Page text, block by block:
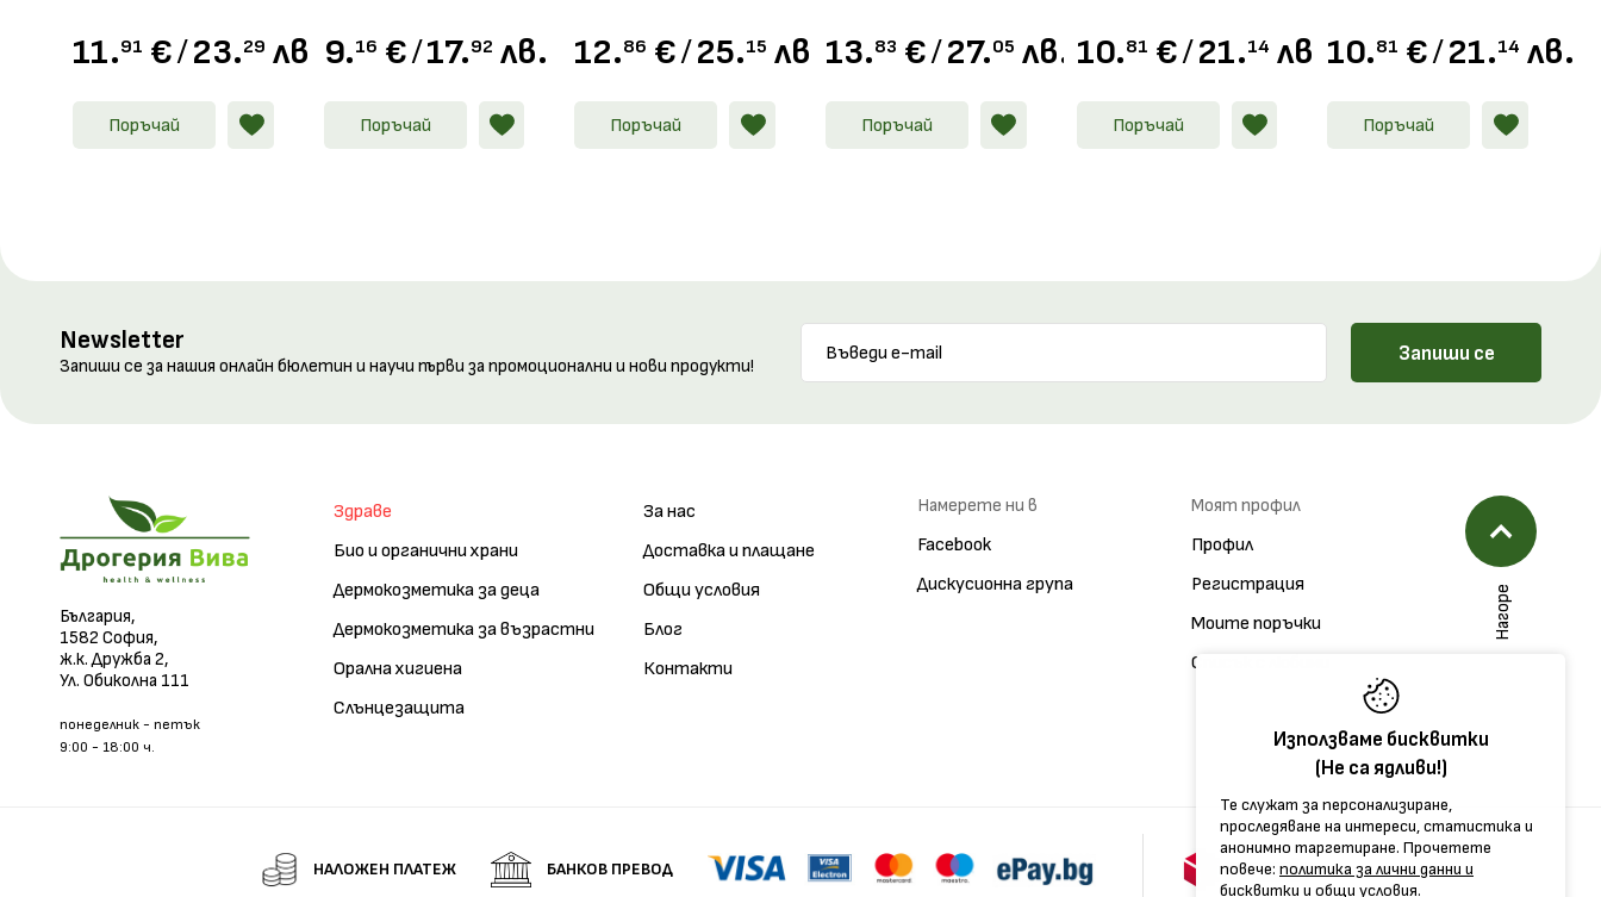
Използваме бисквитки
(Не са ядливи!)
Те служат за персонализиране,
проследяване на интереси, статистика и
анонимно таргетиране. Прочетете
повече: политика за лични данни и
бисквитки и общи условия.
11.91 €/23.29 лв.
Поръчай
9.16 €/17.92 лв.
Поръчай
12.86 €/25.15 лв.
Поръчай
ендоректални
заболявания крем, 40мл
13.83 €/27.05 лв.
Поръчай
10.81 €/21.14 лв.
Поръчай
10.81 €/21.14 лв.
Поръчай
Newsletter
Запиши се за нашия онлайн бюлетин и научи първи за промоционални и нови продукти!
Запиши се
България,
1582 София,
ж.к. Дружба 2,
Ул. Обиколна 111
понеделник - петък
9:00 - 18:00 ч.
Здраве
Био и органични храни
Дермокозметика за деца
Дермокозметика за възрастни
Орална хигиена
Слънцезащита
За нас
Доставка и плащане
Общи условия
Блог
Контакти
Намерете ни в
Facebook
Дискусионна група
Моят профил
Профил
Регистрация
Моите поръчки
Списък с любими
Нагоре
НАЛОЖЕН ПЛАТЕЖ БАНКОВ ПРЕВОД